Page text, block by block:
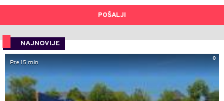
POŠALJI
NAJNOVIJE
0
Pre 15 min